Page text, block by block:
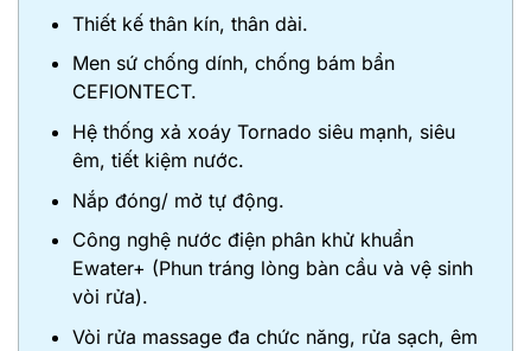
Thiết kế thân kín, thân dài.
Men sứ chống dính, chống bám bẩn
CEFIONTECT.
Hệ thống xả xoáy Tornado siêu mạnh, siêu
êm, tiết kiệm nước.
Nắp đóng/ mở tự động.
Công nghệ nước điện phân khử khuẩn
Ewater+ (Phun tráng lòng bàn cầu và vệ sinh
vòi rửa).
Vòi rửa massage đa chức năng, rửa sạch, êm